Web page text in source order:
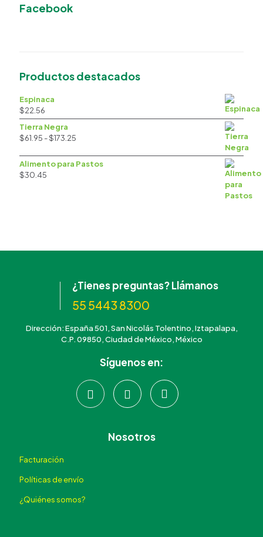
Facebook
Productos destacados
Espinaca
$22.56
Tierra Negra
$61.95 -$173.25
precios:
Alimento para Pastos
$30.45
¿Tienes preguntas? Llámanos
55 5443 8300
Dirección: España 501, San Nicolás Tolentino, Iztapalapa,
C.P. 09850, Ciudad de México, México
Síguenos en:
Nosotros
Facturación
Políticas de envío
¿Quiénes somos?